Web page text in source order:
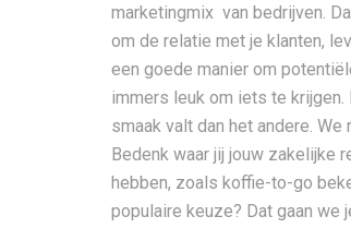
marketingmix van bedrijven.
om de relatie met je klanten,
een goede manier om
immers leuk om iets te
smaak valt dan het andere.
Bedenk waar jij jouw zakelijke
hebben, zoals koffie-to-go
populaire keuze? Dat gaan we